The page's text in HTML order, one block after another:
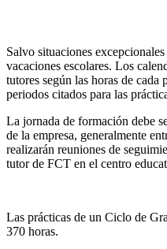
Salvo situaciones
vacaciones escolares. Los
tutores según las horas de
periodos citados para las
La jornada de formación debe
de la empresa, generalmente
realizarán reuniones de
tutor de FCT en el centro
Las prácticas de un Ciclo de
370 horas.